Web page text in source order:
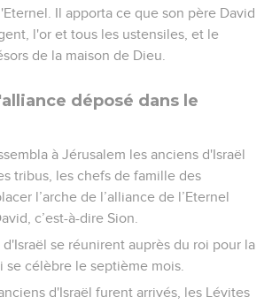
Il apporta ce que son père David
l'or et tous les ustensiles, et le
de la maison de Dieu.
déposé dans le
à Jérusalem les anciens d'Israël
tribus, les chefs de famille des
l’arche de l’alliance de l’Eternel
c’est-à-dire Sion.
se réunirent auprès du roi pour la
se célèbre le septième mois.
d'Israël furent arrivés, les Lévites